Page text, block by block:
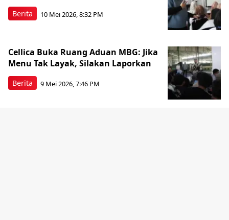
Berita 10 Mei 2026, 8:32 PM
Berita
Cellica Buka Ruang Aduan MBG: Jika
Menu Tak Layak, Silakan Laporkan
9 Mei 2026, 7:46 PM